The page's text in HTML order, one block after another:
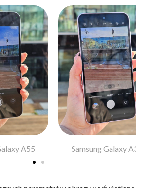
A55 Samsung Galaxy A35